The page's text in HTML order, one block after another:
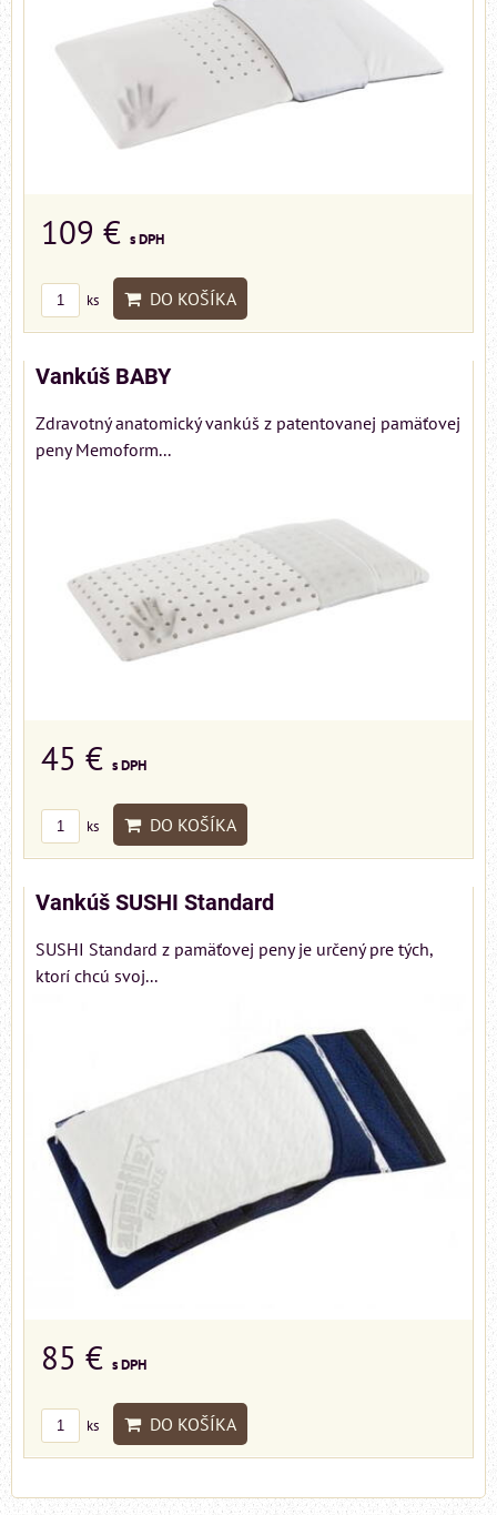
109 € s DPH
ks DO KOŠÍKA
Vankúš BABY
Zdravotný anatomický vankúš z patentovanej pamäťovej
peny Memoform...
45 € s DPH
ks DO KOŠÍKA
Vankúš SUSHI Standard
SUSHI Standard z pamäťovej peny je určený pre tých,
ktorí chcú svoj...
85 € s DPH
ks DO KOŠÍKA